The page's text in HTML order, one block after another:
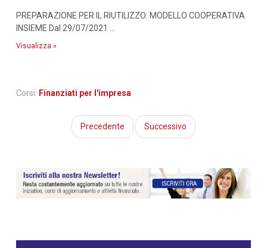
PREPARAZIONE PER IL RIUTILIZZO: MODELLO COOPERATIVA
INSIEME Dal 29/07/2021 ...
Visualizza »
Corsi: Finanziati per l'impresa
Precedente Successivo